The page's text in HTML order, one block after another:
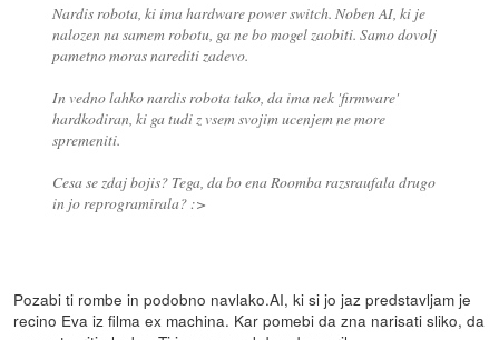
Nardis robota, ki ima hardware power switch. Noben AI, ki je
nalozen na samem robotu, ga ne bo mogel zaobiti. Samo dovolj
pametno moras narediti zadevo.
In vedno lahko nardis robota tako, da ima nek 'firmware'
hardkodiran, ki ga tudi z vsem svojim ucenjem ne more
spremeniti.
Cesa se zdaj bojis? Tega, da bo ena Roomba razsraufala drugo
in jo reprogramirala? :>
Pozabi ti rombe in podobno navlako.AI, ki si jo jaz predstavljam je
recino Eva iz filma ex machina. Kar pomebi da zna narisati sliko, da